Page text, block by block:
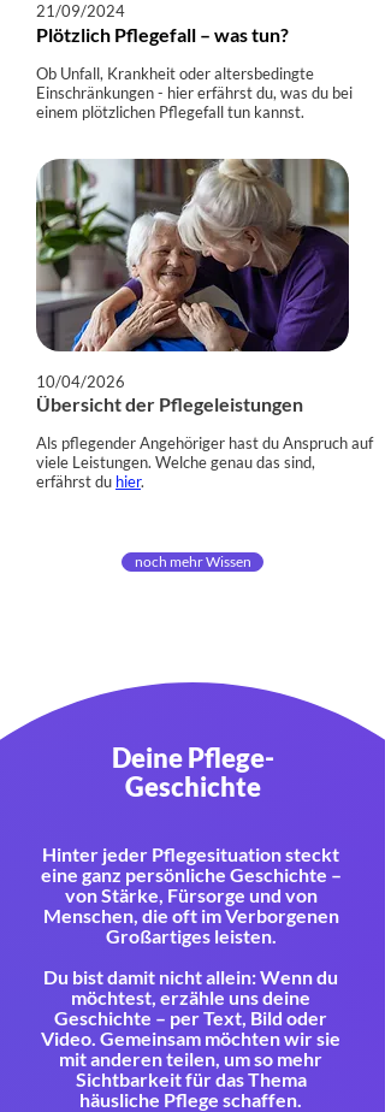
21/09/2024
Plötzlich Pflegefall – was tun?
Ob Unfall, Krankheit oder altersbedingte
Einschränkungen - hier erfährst du, was du bei
einem plötzlichen Pflegefall tun kannst.
10/04/2026
Übersicht der Pflegeleistungen
Als pflegender Angehöriger hast du Anspruch auf
viele Leistungen. Welche genau das sind,
erfährst du hier.
noch mehr Wissen
Deine Pflege-
Geschichte
Hinter jeder Pflegesituation steckt
eine ganz persönliche Geschichte –
von Stärke, Fürsorge und von
Menschen, die oft im Verborgenen
Großartiges leisten.
Du bist damit nicht allein: Wenn du
möchtest, erzähle uns deine
Geschichte – per Text, Bild oder
Video. Gemeinsam möchten wir sie
mit anderen teilen, um so mehr
Sichtbarkeit für das Thema
häusliche Pflege schaffen.